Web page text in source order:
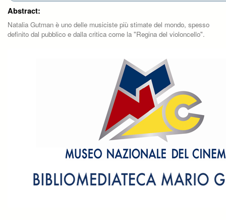
Abstract:
Natalia Gutman è uno delle musiciste più stimate del mondo, spesso
definito dal pubblico e dalla critica come la "Regina del violoncello".